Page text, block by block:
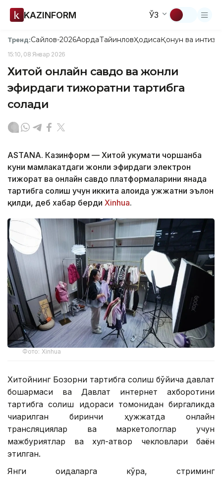
KAZINFORM ЎЗ
Тренд:Сайлов-2026АқордаТайинловҲодисаҚонун ва
15:10, 08 Январ 2026
Хитой онлайн савдо ва жонли
эфирдаги тижоратни тартибга
солади
ASTANА. Казинформ — Хитой ҳукумати чоршанба
куни мамлакатдаги жонли эфирдаги электрон
тижорат ва онлайн савдо платформаларини янада
тартибга солиш учун иккита алоҳида ҳужжатни эълон
қилди, деб хабар берди Xinhua.
Фото: Xinhuа
Хитойнинг Бозорни тартибга солиш бўйича давлат
бошқармаси ва Давлат интернет ахборотини
тартибга солиш идораси томонидан биргаликда
чиқарилган биринчи ҳужжатда онлайн
трансляциялар ва маркетологлар учун
мажбуриятлар ва хулқ-атвор чекловлари баён
этилган.
Янги қоидаларга кўра, стриминг